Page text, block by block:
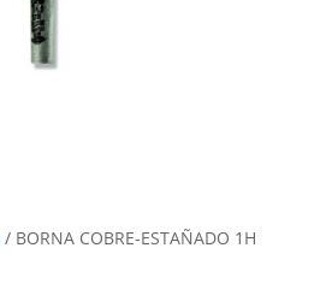
/ BORNA COBRE-ESTAÑADO 1H